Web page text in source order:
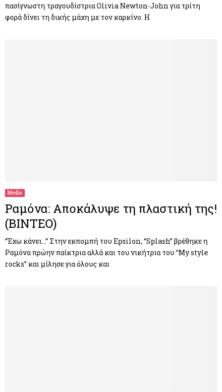
πασίγνωστη τραγουδίστρια Olivia Newton-John για τρίτη
φορά δίνει τη δικής μάχη με τον καρκίνο. Η
Media
Ραμόνα: Αποκάλυψε τη πλαστική της!
(ΒΙΝΤΕΟ)
“Έχω κάνει…” Στην εκπομπή του Epsilon, “Splash” βρέθηκε η
Ραμόνα πρώην παίκτρια αλλά και του νικήτρια του “My style
rocks” και μίλησε για όλους και